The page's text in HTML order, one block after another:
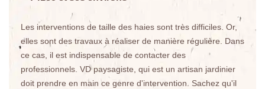
Les interventions de taille des haies sont très difficiles. Or,
elles sont des travaux à réaliser de manière régulière. Dans
ce cas, il est indispensable de contacter des
professionnels. VD paysagiste, qui est un artisan jardinier
doit prendre en main ce genre d'intervention. Sachez qu'il